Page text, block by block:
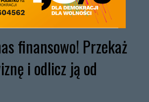
finansowo! Przekaż
i odlicz ją od